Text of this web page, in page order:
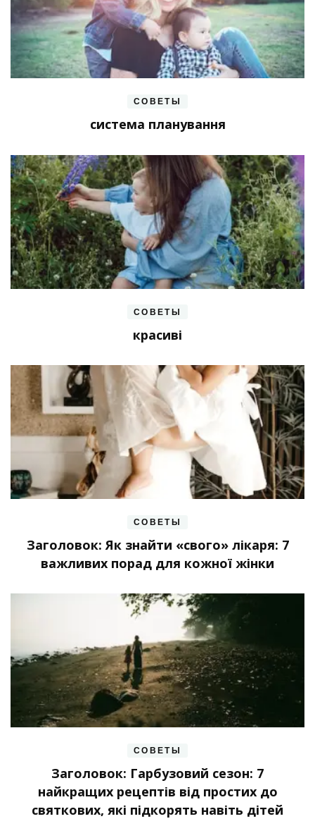
СОВЕТЫ
система планування
СОВЕТЫ
красиві
СОВЕТЫ
Заголовок: Як знайти «свого» лікаря: 7
важливих порад для кожної жінки
СОВЕТЫ
Заголовок: Гарбузовий сезон: 7
найкращих рецептів від простих до
святкових, які підкорять навіть дітей